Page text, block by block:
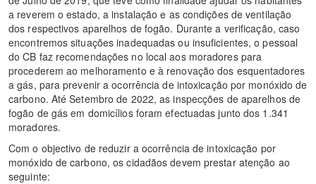
a reverem o estado, a instalação e as condições de ventilação
dos respectivos aparelhos de fogão. Durante a verificação, caso
encontremos situações inadequadas ou insuficientes, o pessoal
do CB faz recomendações no local aos moradores para
procederem ao melhoramento e à renovação dos esquentadores
a gás, para prevenir a ocorrência de intoxicação por monóxido de
carbono. Até Setembro de 2022, as inspecções de aparelhos de
fogão de gás em domicílios foram efectuadas junto dos 1.341
moradores.
Com o objectivo de reduzir a ocorrência de intoxicação por
monóxido de carbono, os cidadãos devem prestar atenção ao
seguinte: